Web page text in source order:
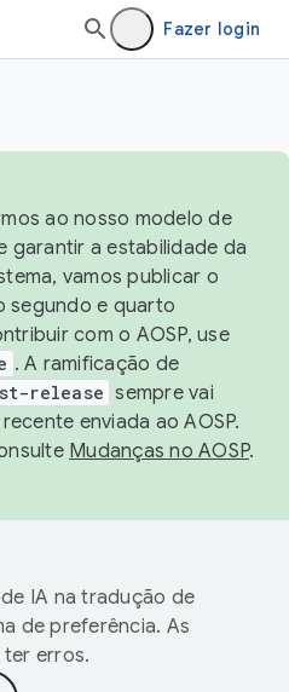
Fazer login
ao nosso modelo de
garantir a estabilidade da
vamos publicar o
segundo e quarto
com o AOSP, use
. A ramificação de
release sempre vai
enviada ao AOSP.
Mudanças no AOSP.
IA na tradução de
de preferência. As
erros.